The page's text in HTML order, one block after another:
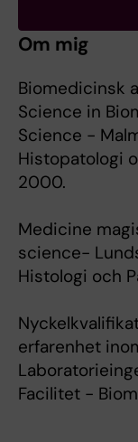
Om mig
Biomedicinsk
Science in
Science -
Histopatologi
2000.
Medicine
science-
Histologi och
erfarenhet
Facilitet -